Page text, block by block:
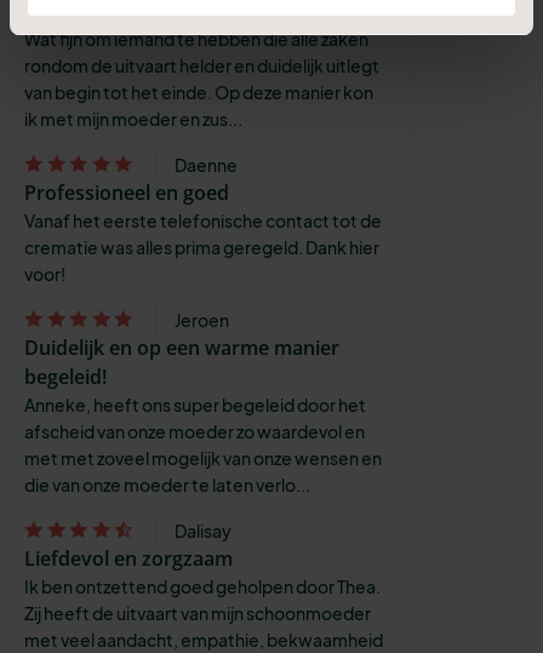
kennis heb gemaakt met deze org
Wat fijn om iemand te hebben die alle zaken
rondom de uitvaart helder en duidelijk uitlegt
van begin tot het einde. Op deze manier kon
ik met mijn moeder en zus...
Daenne
Professioneel en goed
Vanaf het eerste telefonische contact tot de
crematie was alles prima geregeld. Dank hier
voor!
Jeroen
Duidelijk en op een warme manier
begeleid!
Anneke, heeft ons super begeleid door het
afscheid van onze moeder zo waardevol en
met met zoveel mogelijk van onze wensen en
die van onze moeder te laten verlo...
Dalisay
Liefdevol en zorgzaam
Ik ben ontzettend goed geholpen door Thea.
Zij heeft de uitvaart van mijn schoonmoeder
met veel aandacht, empathie, bekwaamheid